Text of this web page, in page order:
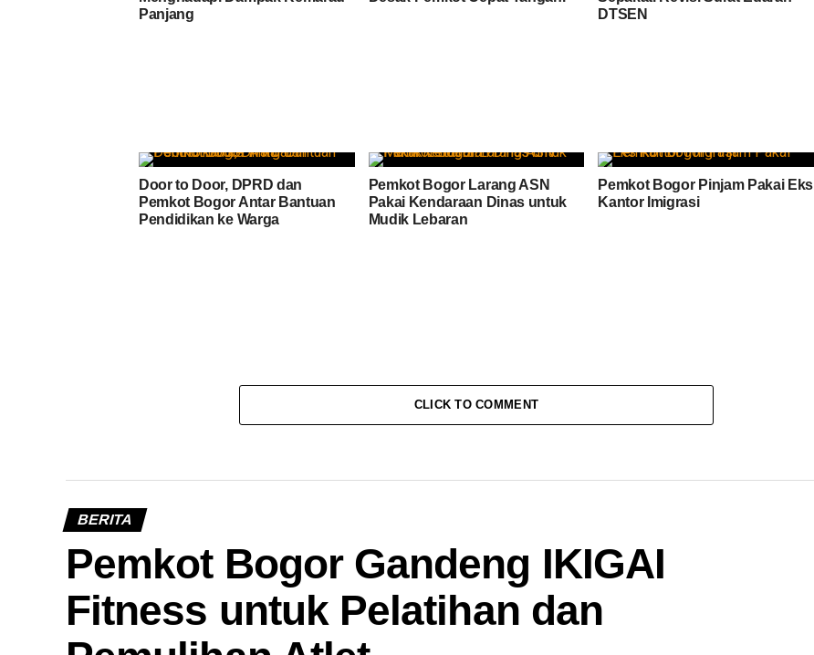
Panjang
DTSEN
Door to Door, DPRD dan
Pemkot Bogor Antar Bantuan
Pendidikan ke Warga
Pemkot Bogor Larang ASN
Pakai Kendaraan Dinas untuk
Mudik Lebaran
Pemkot Bogor Pinjam Pakai Eks
Kantor Imigrasi
CLICK TO COMMENT
BERITA
Pemkot Bogor Gandeng IKIGAI
Fitness untuk Pelatihan dan